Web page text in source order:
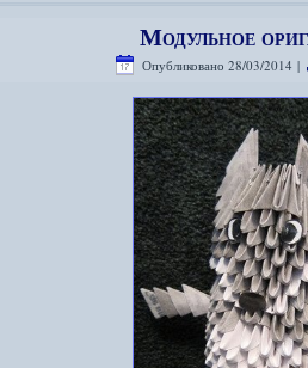
Модульное
Опубликовано 28/03/2014 |